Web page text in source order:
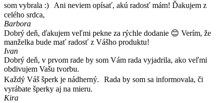
som vybrala :) Ani neviem opísať, akú radosť mám! Ďakujem z
celého srdca,
Barbora
Dobrý deň, ďakujem veľmi pekne za rýchle dodanie 😊 Verím, že
manželka bude mať radosť z Vášho produktu!
Ivan
Dobrý deň, v prvom rade by som Vám rada vyjadrila, ako veľmi
obdivujem Vašu tvorbu.
Každý Váš šperk je nádherný. Rada by som sa informovala, či
vyrábate šperky aj na mieru.
Kira